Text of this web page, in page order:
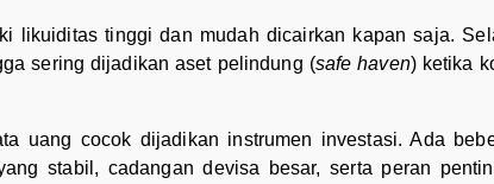
likuiditas tinggi dan mudah dicairkan kapan saja.
sering dijadikan aset pelindung (safe haven) ketika
uang cocok dijadikan instrumen investasi. Ada
stabil, cadangan devisa besar, serta peran